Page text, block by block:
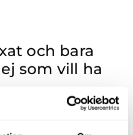
och bara
som vill ha